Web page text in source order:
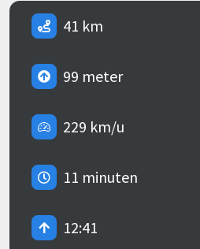
41 km
99 meter
229 km/u
11 minuten
12:41